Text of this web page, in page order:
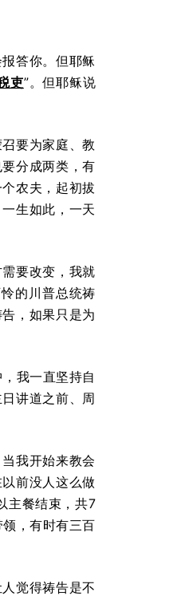
答你。但耶稣
吏”。但耶稣说
要为家庭、教
分成两类，有
农夫，起初拔
生如此，一天
要改变，我就
的川普总统祷
，如果只是为
我一直坚持自
讲道之前、周
我开始来教会
前没人这么做
主餐结束，共7
，有时有三百
觉得祷告是不